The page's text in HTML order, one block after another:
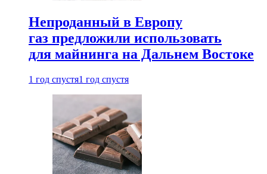
Непроданный в Европу
газ предложили использовать
для майнинга на Дальнем Востоке
1 год спустя1 год спустя